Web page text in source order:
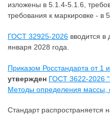
изложены в 5.1.4-5.1.6,
требования к маркировке - в
ГОСТ 32925-2026 вводится в
января 2028 года.
Приказом Росстандарта от
утвержден ГОСТ 3622-2026
Методы определения массы,
Стандарт распространяется